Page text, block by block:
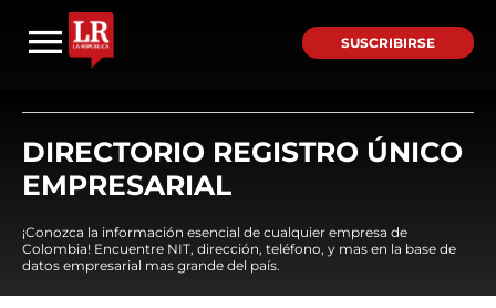
SUSCRIBIRSE
DIRECTORIO REGISTRO ÚNICO
EMPRESARIAL
¡Conozca la información esencial de cualquier empresa de
Colombia! Encuentre NIT, dirección, teléfono, y mas en la base de
datos empresarial mas grande del país.